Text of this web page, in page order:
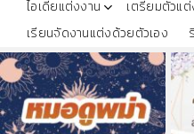
ไอเดียแต่งงาน
เตรียมตัวแต่
เรียนจัดงานแต่งด้วยตัวเอง
LATEST
STORIES